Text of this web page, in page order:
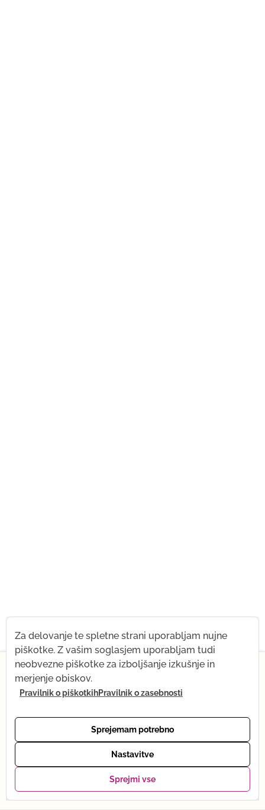
Od 1. julija naprej za kratek čas spreminjam svoj
ritem – prihaja moj dojenček! Kar ostaja enako: vsi
premoru. Oktobra se bom vrnila v polnem ritmu.
Hvala za razumevanje – se vidimo kmalu, v živo ali
prek posnetka. Tena :)
Za delovanje te spletne strani uporabljam nujne
piškotke. Z vašim soglasjem uporabljam tudi
neobvezne piškotke za izboljšanje izkušnje in
merjenje obiskov.
Pravilnik o piškotkihPravilnik o zasebnosti
Sprejemam potrebno
Nastavitve
Sprejmi vse